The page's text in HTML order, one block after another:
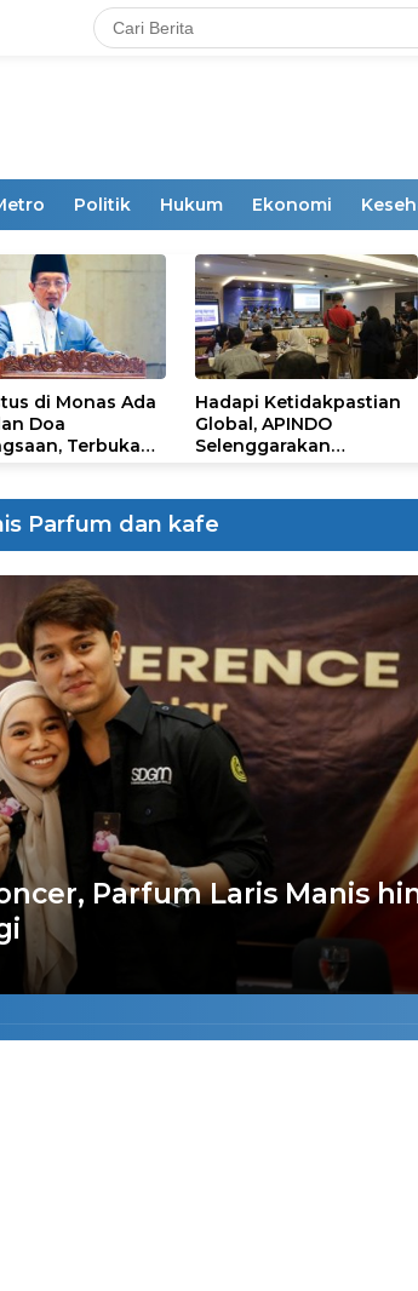
Politik Hukum Ekonomi
di Monas Ada
Doa
Terbuka
Hadapi Ketidakpastian
Global, APINDO
Selenggarakan
Ketahanan Ekonomi
Nasional
Parfum dan kafe
Parfum Laris Manis